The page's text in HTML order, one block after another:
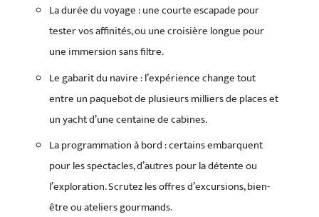
La durée du voyage : une courte escapade pour
tester vos affinités, ou une croisière longue pour
une immersion sans filtre.
Le gabarit du navire : l’expérience change tout
entre un paquebot de plusieurs milliers de places et
un yacht d’une centaine de cabines.
La programmation à bord : certains embarquent
pour les spectacles, d’autres pour la détente ou
l’exploration. Scrutez les offres d’excursions, bien-
être ou ateliers gourmands.